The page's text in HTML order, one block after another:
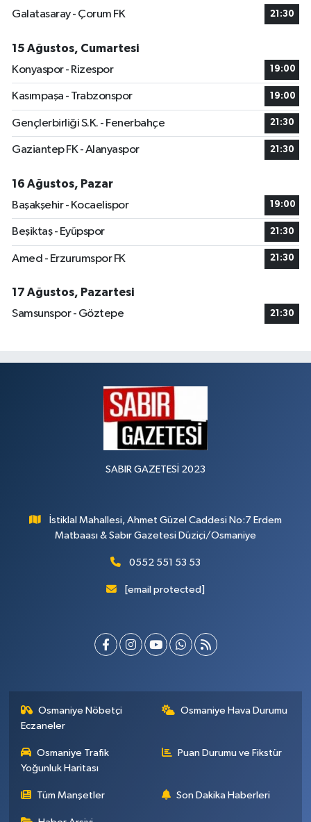
Galatasaray - Çorum FK
21:30
15 Ağustos, Cumartesi
Konyaspor - Rizespor
19:00
Kasımpaşa - Trabzonspor 19:00
Gençlerbirliği S.K. - Fenerbahçe 21:30
Gaziantep FK - Alanyaspor 21:30
16 Ağustos, Pazar
Başakşehir - Kocaelispor
19:00
Beşiktaş - Eyüpspor 21:30
Amed - Erzurumspor FK 21:30
17 Ağustos, Pazartesi
Samsunspor - Göztepe
21:30
SABIR GAZETESİ 2023
İstiklal Mahallesi, Ahmet Güzel Caddesi No:7 Erdem
Matbaası & Sabır Gazetesi Düziçi/Osmaniye
0552 551 53 53
[email protected]
Osmaniye Nöbetçi
Eczaneler
Osmaniye Hava Durumu
Osmaniye Trafik
Yoğunluk Haritası
Puan Durumu ve Fikstür
Tüm Manşetler Son Dakika Haberleri